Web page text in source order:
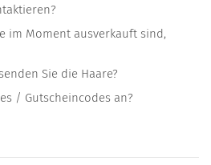
im Moment ausverkauft sind,
Sie die Haare?
/ Gutscheincodes an?